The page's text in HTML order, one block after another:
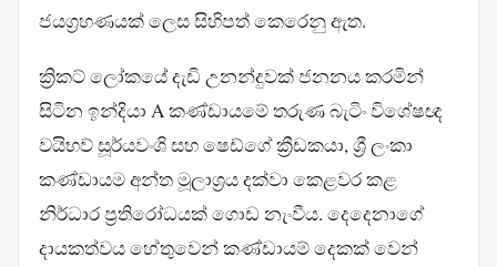
ජයග්‍රහණයක් ලෙස සිහිපත් කෙරෙනු ඇත.
ක්‍රිකට් ලෝකයේ දැඩි උනන්දුවක් ජනනය කරමින්
සිටින ඉන්දියා A කණ්ඩායමේ තරුණ බැටිං විශේෂඥ
වයිභව් සූර්යවංශි සහ ෂෙඩ්ගේ ක්‍රීඩකයා, ශ්‍රී ලංකා
කණ්ඩායම අන්ත මූලාශ්‍රය දක්වා කෙළවර කළ
නිර්ධාර ප්‍රතිරෝධයක් ගොඩ නැංවීය. දෙදෙනාගේ
දායකත්වය හේතුවෙන් කණ්ඩායම් දෙකක් වෙන්